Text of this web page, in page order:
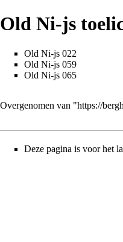
Old Ni-js
Old Ni-js 022
Old Ni-js 059
Old Ni-js 065
Overgenomen van "https://
Deze pagina is voor het